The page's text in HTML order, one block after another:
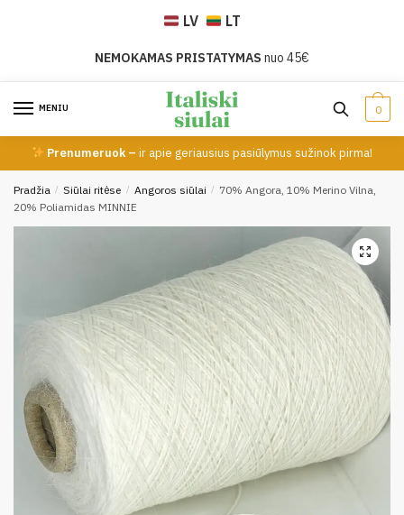
LV LT
NEMOKAMAS PRISTATYMAS nuo 45€
MENIU 0
Prenumeruok –ir apie geriausius pasiūlymus sužinok pirma!
Pradžia / Siūlai ritėse / Angoros siūlai / 70% Angora, 10% Merino Vilna,
20% Poliamidas MINNIE